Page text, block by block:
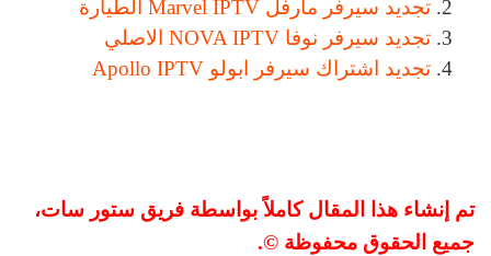
تجديد سيرفر مارفل Marvel IPTV الطيارة
تجديد سيرفر نوفا NOVA IPTV الاصلي
تجديد اشتراك سيرفر ابولو Apollo IPTV
تم إنشاء هذا المقال كاملاً بواسطة فريق ستور سات،
جميع الحقوق محفوظة ©.